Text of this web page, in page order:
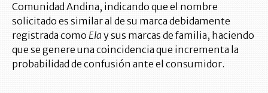
Comunidad Andina, indicando que el nombre
solicitado es similar al de su marca debidamente
registrada como Ela y sus marcas de familia, haciendo
que se genere una coincidencia que incrementa la
probabilidad de confusión ante el consumidor.